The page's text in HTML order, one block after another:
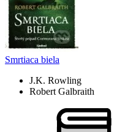
Smrtiaca biela
J.K. Rowling
Robert Galbraith